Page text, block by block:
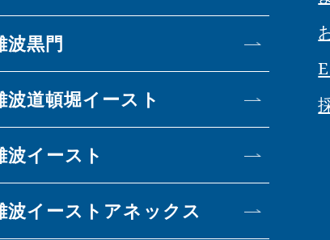
波黒門
波道頓堀イースト
波イースト
波イーストアネックス